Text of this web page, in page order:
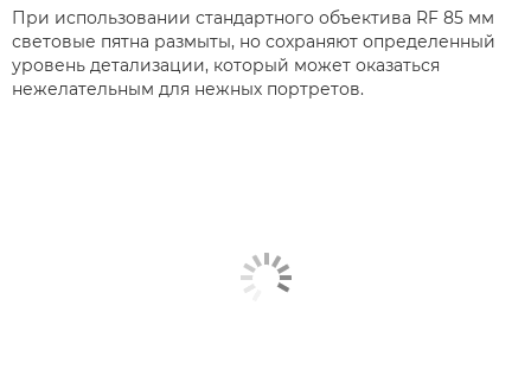
При использовании стандартного объектива RF 85 мм
световые пятна размыты, но сохраняют определенный
уровень детализации, который может оказаться
нежелательным для нежных портретов.